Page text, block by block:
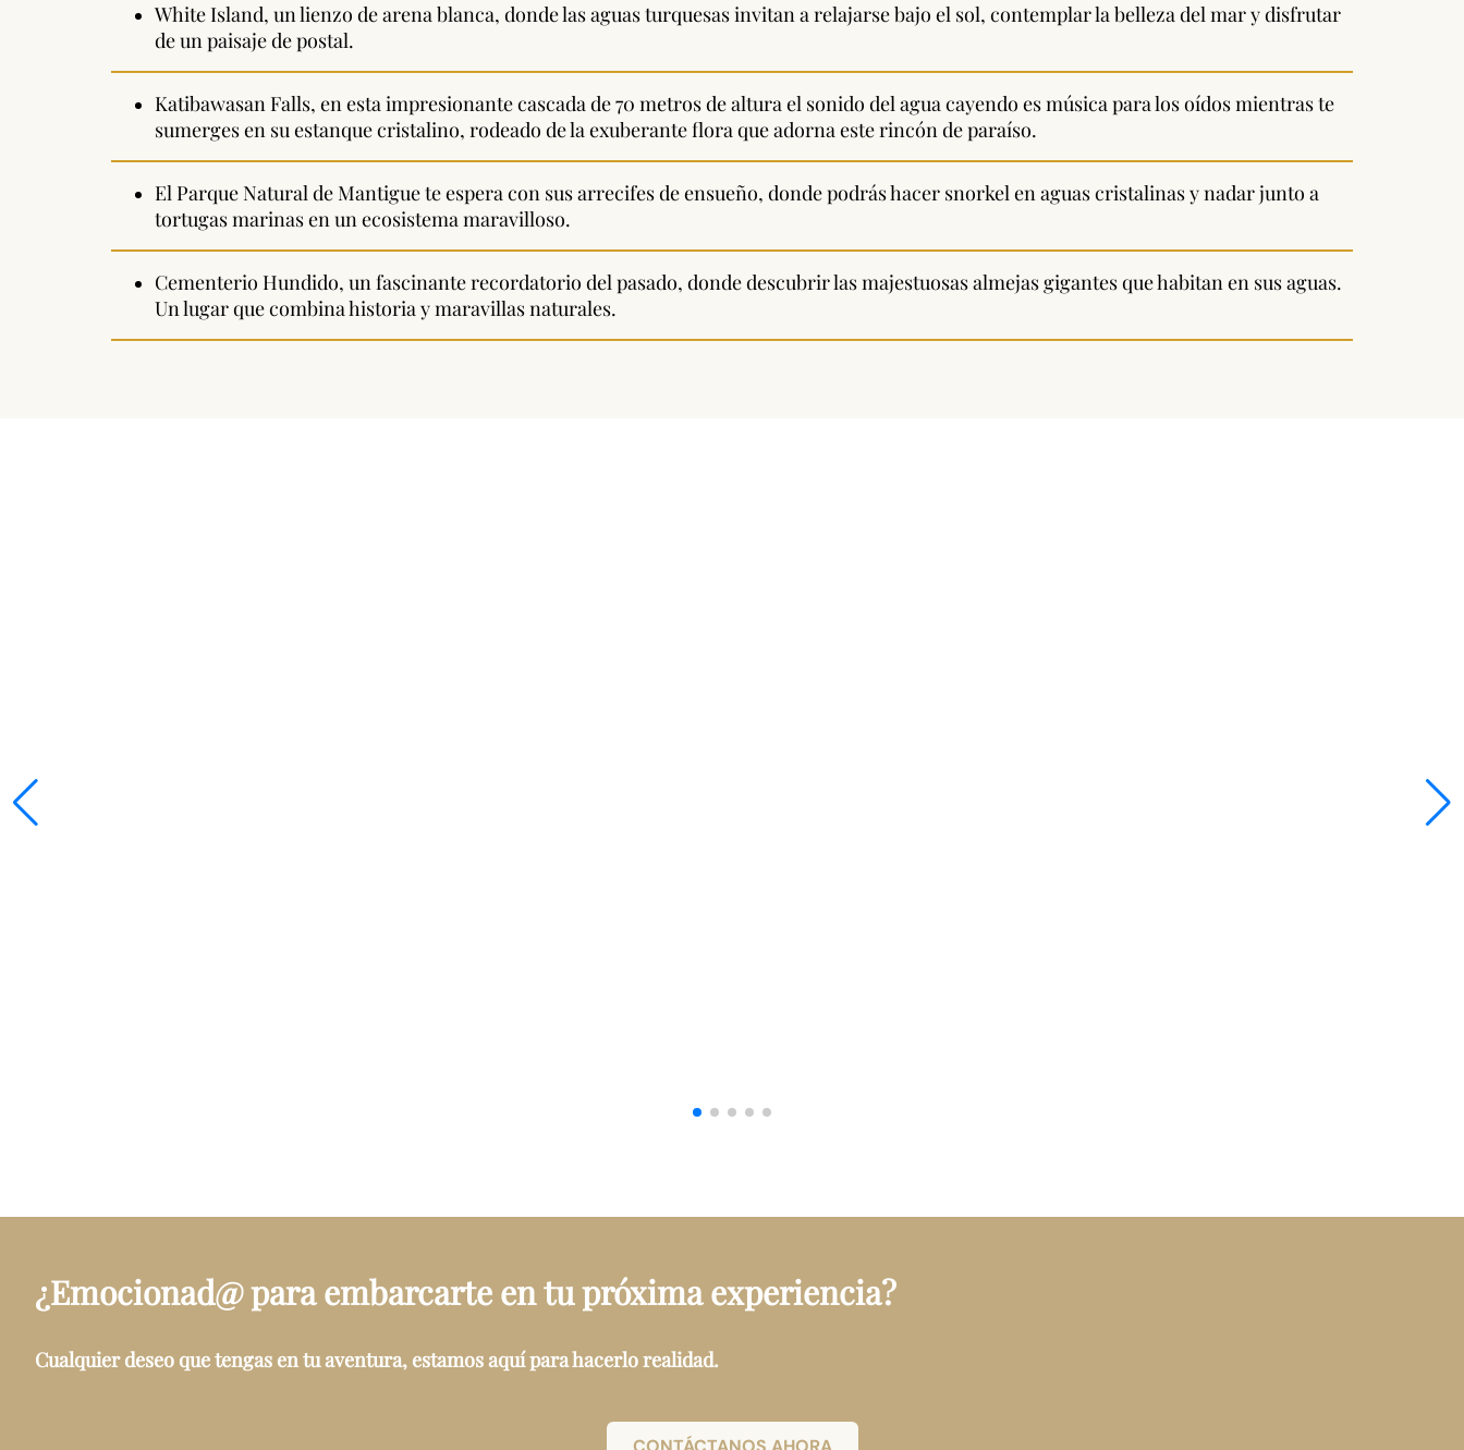
White Island, un lienzo de arena blanca, donde las aguas turquesas invitan a relajarse bajo el sol, contemplar la belleza del mar y disfrutar
de un paisaje de postal.
Katibawasan Falls, en esta impresionante cascada de 70 metros de altura el sonido del agua cayendo es música para los oídos mientras te
sumerges en su estanque cristalino, rodeado de la exuberante flora que adorna este rincón de paraíso.
El Parque Natural de Mantigue te espera con sus arrecifes de ensueño, donde podrás hacer snorkel en aguas cristalinas y nadar junto a
tortugas marinas en un ecosistema maravilloso.
Cementerio Hundido, un fascinante recordatorio del pasado, donde descubrir las majestuosas almejas gigantes que habitan en sus aguas.
Un lugar que combina historia y maravillas naturales.
¿Emocionad@ para embarcarte en tu próxima experiencia?
Cualquier deseo que tengas en tu aventura, estamos aquí para hacerlo realidad.